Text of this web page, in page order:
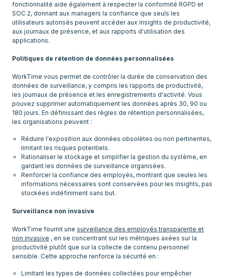
fonctionnalité aide également à respecter la conformité RGPD et
SOC 2, donnant aux managers la confiance que seuls les
utilisateurs autorisés peuvent accéder aux insights de productivité,
aux journaux de présence, et aux rapports d'utilisation des
applications.
Politiques de rétention de données personnalisées
WorkTime vous permet de contrôler la durée de conservation des
données de surveillance, y compris les rapports de productivité,
les journaux de présence et les enregistrements d'activité. Vous
pouvez supprimer automatiquement les données après 30, 90 ou
180 jours. En définissant des règles de rétention personnalisées,
Réduire l'exposition aux données obsolètes ou non pertinentes,
limitant les risques potentiels.
Rationaliser le stockage et simplifier la gestion du système, en
gardant les données de surveillance organisées.
Renforcer la confiance des employés, montrant que seules les
informations nécessaires sont conservées pour les insights, pas
stockées indéfiniment sans but.
Surveillance non invasive
WorkTime fournit une surveillance des employés transparente et
non invasive , en se concentrant sur les métriques axées sur la
productivité plutôt que sur la collecte de contenu personnel
Limitant les types de données collectées pour empêcher